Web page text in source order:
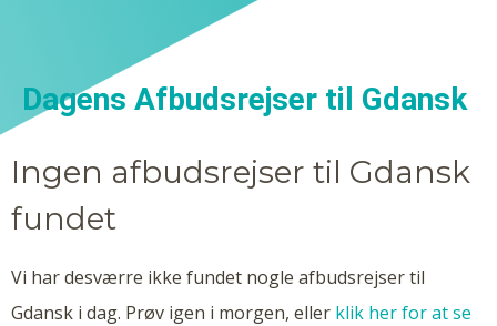
Dagens Afbudsrejser til Gdansk
Ingen afbudsrejser til Gdansk
fundet
Vi har desværre ikke fundet nogle afbudsrejser til
Gdansk i dag. Prøv igen i morgen, eller klik her for at se